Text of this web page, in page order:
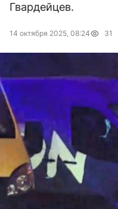
Гвардейцев.
14 октября 2025, 08:24 31